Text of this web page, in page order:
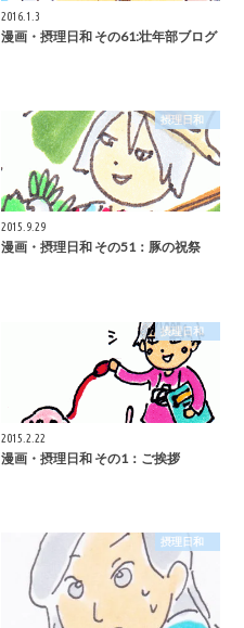
2016.1.3
漫画・摂理日和 その61:壮年部ブログ
摂理日和
2015.9.29
漫画・摂理日和 その51：豚の祝祭
摂理日和
2015.2.22
漫画・摂理日和 その1：ご挨拶
摂理日和